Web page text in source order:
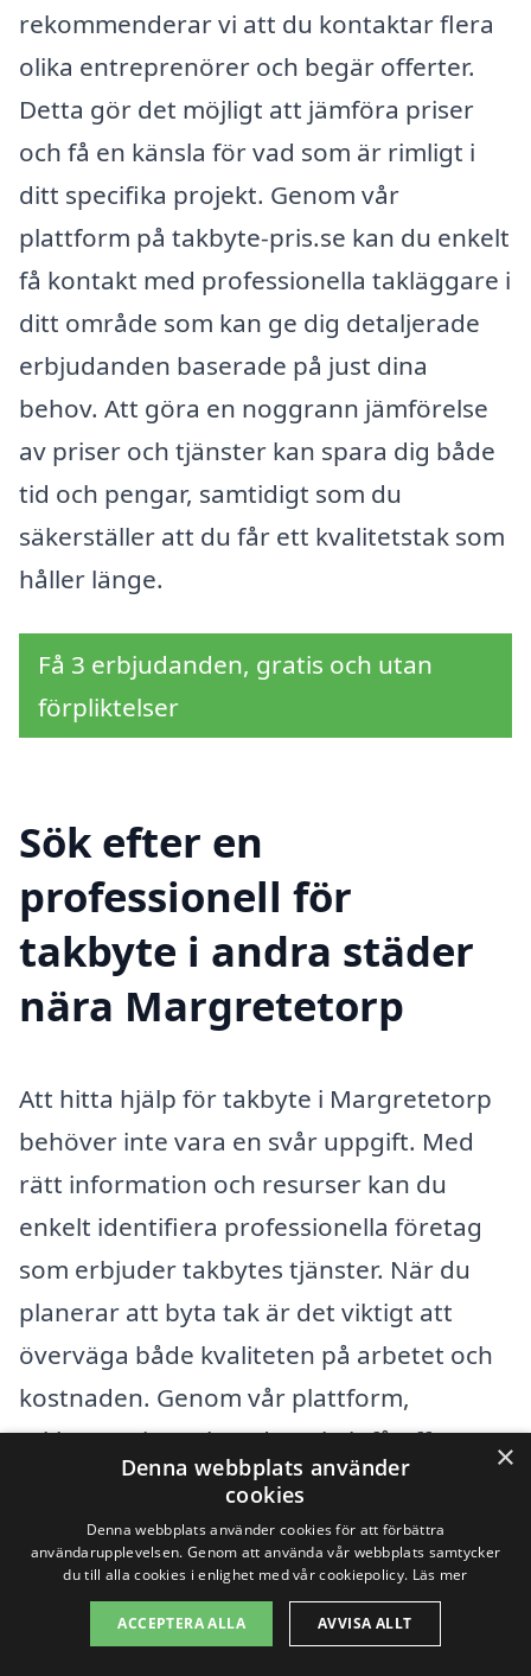
rekommenderar vi att du kontaktar flera
olika entreprenörer och begär offerter.
Detta gör det möjligt att jämföra priser
och få en känsla för vad som är rimligt i
ditt specifika projekt. Genom vår
plattform på takbyte-pris.se kan du enkelt
få kontakt med professionella takläggare i
ditt område som kan ge dig detaljerade
erbjudanden baserade på just dina
behov. Att göra en noggrann jämförelse
av priser och tjänster kan spara dig både
tid och pengar, samtidigt som du
säkerställer att du får ett kvalitetstak som
håller länge.
Få 3 erbjudanden, gratis och utan
förpliktelser
Sök efter en
professionell för
takbyte i andra städer
nära Margretetorp
Att hitta hjälp för takbyte i Margretetorp
behöver inte vara en svår uppgift. Med
rätt information och resurser kan du
enkelt identifiera professionella företag
som erbjuder takbytes tjänster. När du
planerar att byta tak är det viktigt att
överväga både kvaliteten på arbetet och
kostnaden. Genom vår plattform,
takbyte-pris.se, kan du enkelt få offert
från olika specialister i ditt närområde,
vilket ger dig möjlighet att jämföra priser
och tjänster.
Förutom att söka efter företag direkt i
×
Denna webbplats använder
cookies
Denna webbplats använder cookies för att förbättra
användarupplevelsen. Genom att använda vår webbplats samtycker
du till alla cookies i enlighet med vår cookiepolicy. Läs mer
ACCEPTERA ALLA AVVISA ALLT